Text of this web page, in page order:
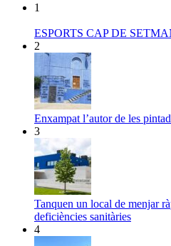
1
ESPORTS CAP DE
2
Enxampat l’autor de les
3
Tanquen un local de menjar
deficiències sanitàries
4